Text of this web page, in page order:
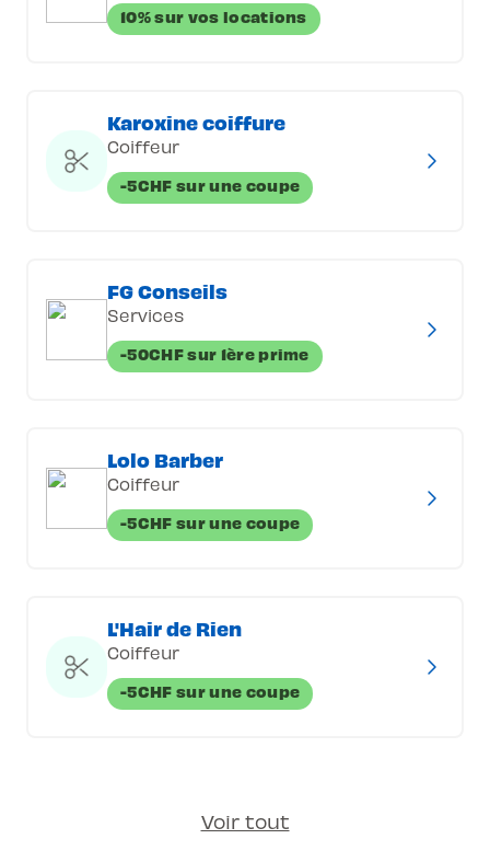
10% sur vos locations
Karoxine coiffure
Coiffeur
-5CHF sur une coupe
FG Conseils
Services
-50CHF sur 1ère prime
Lolo Barber
Coiffeur
-5CHF sur une coupe
L'Hair de Rien
Coiffeur
-5CHF sur une coupe
Voir tout